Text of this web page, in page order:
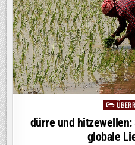
Posted
dürre und
globale